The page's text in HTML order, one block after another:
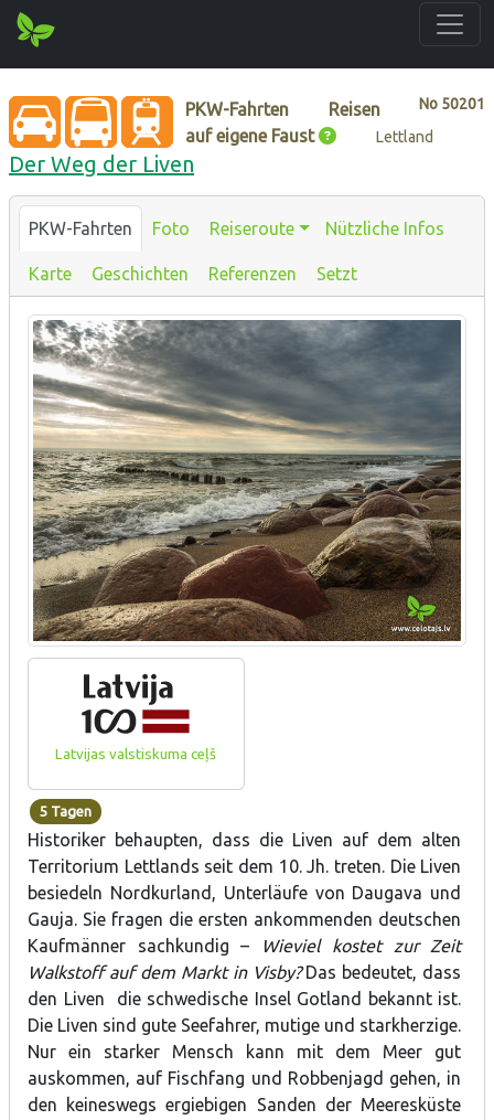
No 50201
PKW-Fahrten
Reisen
auf eigene Faust
Lettland
Der Weg der Liven
PKW-Fahrten Foto Reiseroute Nützliche Infos
Karte Geschichten Referenzen Setzt
Latvijas valstiskuma ceļš
5 Tagen
Historiker behaupten, dass die Liven auf dem alten
Territorium Lettlands seit dem 10. Jh. treten. Die Liven
besiedeln Nordkurland, Unterläufe von Daugava und
Gauja. Sie fragen die ersten ankommenden deutschen
Kaufmänner sachkundig –
Wieviel kostet zur Zeit
Walkstoff auf dem Markt in Visby?Das bedeutet, dass
den Liven die schwedische Insel Gotland bekannt ist.
Die Liven sind gute Seefahrer, mutige und starkherzige.
Nur ein starker Mensch kann mit dem Meer gut
auskommen, auf Fischfang und Robbenjagd gehen, in
den keineswegs ergiebigen Sanden der Meeresküste